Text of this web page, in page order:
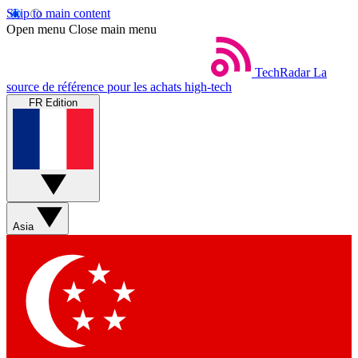
Skip to main content
Open menu Close main menu
TechRadar La
source de référence pour les achats high-tech
FR Edition
Asia